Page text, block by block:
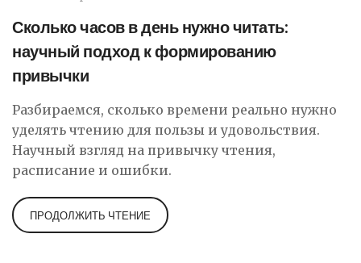
Сколько часов в день нужно читать:
научный подход к формированию
привычки
Разбираемся, сколько времени реально нужно
уделять чтению для пользы и удовольствия.
Научный взгляд на привычку чтения,
расписание и ошибки.
ПРОДОЛЖИТЬ ЧТЕНИЕ